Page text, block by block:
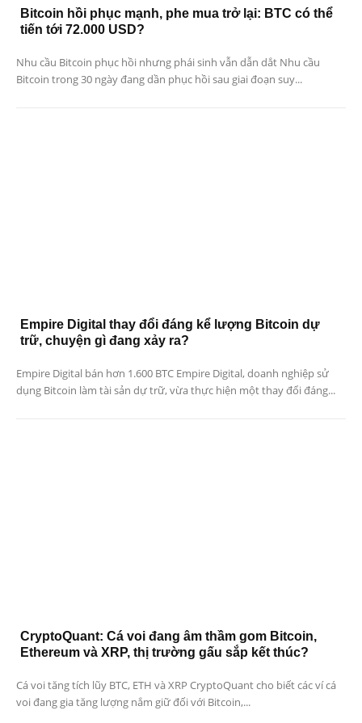
Bitcoin hồi phục mạnh, phe mua trở lại: BTC có thể
tiến tới 72.000 USD?
Nhu cầu Bitcoin phục hồi nhưng phái sinh vẫn dẫn dắt Nhu cầu
Bitcoin trong 30 ngày đang dần phục hồi sau giai đoạn suy...
Empire Digital thay đổi đáng kể lượng Bitcoin dự
trữ, chuyện gì đang xảy ra?
Empire Digital bán hơn 1.600 BTC Empire Digital, doanh nghiệp sử
dụng Bitcoin làm tài sản dự trữ, vừa thực hiện một thay đổi đáng...
CryptoQuant: Cá voi đang âm thầm gom Bitcoin,
Ethereum và XRP, thị trường gấu sắp kết thúc?
Cá voi tăng tích lũy BTC, ETH và XRP CryptoQuant cho biết các ví cá
voi đang gia tăng lượng nắm giữ đối với Bitcoin,...